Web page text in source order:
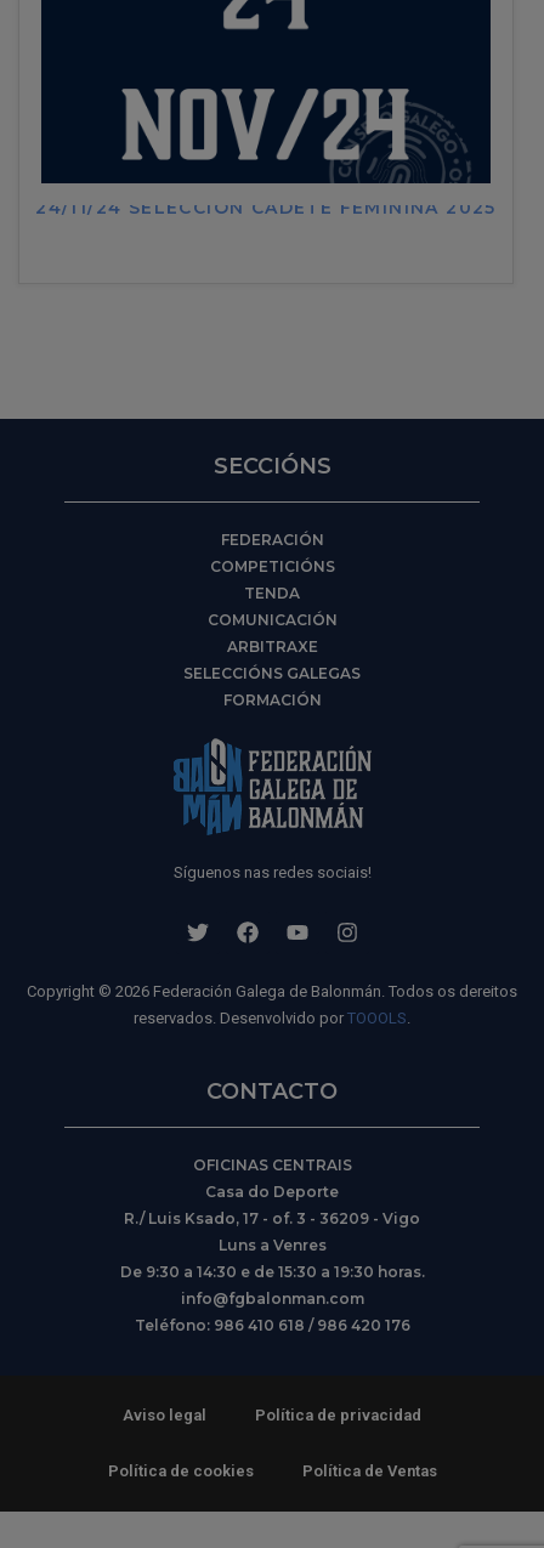
24/11/24 SELECCIÓN CADETE FEMININA 2025
SECCIÓNS
FEDERACIÓN
COMPETICIÓNS
TENDA
COMUNICACIÓN
ARBITRAXE
SELECCIÓNS GALEGAS
FORMACIÓN
Síguenos nas redes sociais!
Copyright © 2026 Federación Galega de Balonmán. Todos os dereitos
reservados. Desenvolvido por TOOOLS
CONTACTO
OFICINAS CENTRAIS
Casa do Deporte
R./ Luis Ksado, 17 - of. 3 - 36209 - Vigo
Luns a Venres
De 9:30 a 14:30 e de 15:30 a 19:30 horas.
info@fgbalonman.com
Teléfono: 986 410 618 / 986 420 176
Aviso legal Política de privacidad
Política de cookies Política de Ventas